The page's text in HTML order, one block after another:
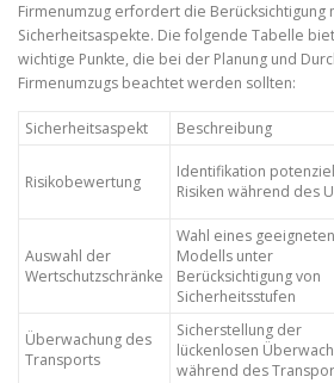
Firmenumzug erfordert die Berücksichtigung
Sicherheitsaspekte. Die folgende Tabelle
wichtige Punkte, die bei der Planung und
Firmenumzugs beachtet werden sollten:
Sicherheitsaspekt Beschreibung
Risikobewertung
Identifikation
Risiken während des
Auswahl der
Wertschutzschränke
Wahl eines geeigneten
Modells unter
Berücksichtigung von
Sicherheitsstufen
Überwachung des
Transports
Sicherstellung der
lückenlosen
während des